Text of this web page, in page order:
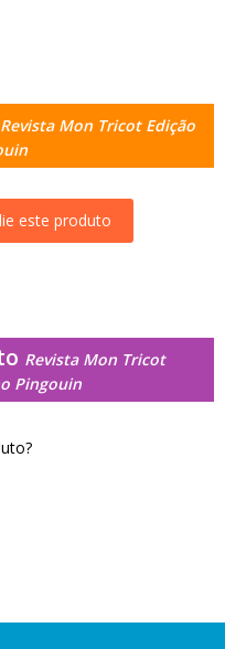
Revista Mon Tricot Edição
este produto
Revista Mon Tricot
Pingouin